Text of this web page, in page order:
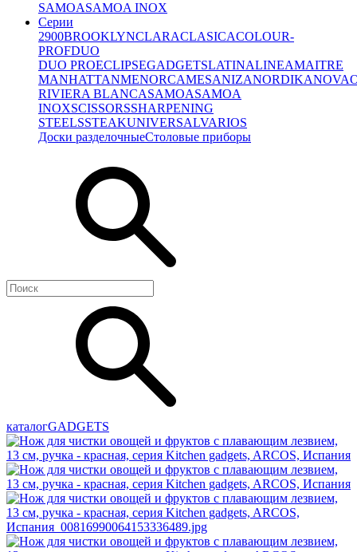
SAMOASAMOA INOX
Серии
2900BROOKLYNCLARACLASICACOLOUR-
PROFDUO
DUO PROECLIPSEGADGETSLATINALINEAMAITRE
MANHATTANMENORCAMESANIZANORDIKANOVA
RIVIERA BLANCASAMOASAMOA
INOXSCISSORSSHARPENING
STEELSSTEAKUNIVERSALVARIOS
Доски разделочныеСтоловые приборы
каталогGADGETS